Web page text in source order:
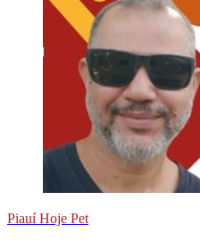
Piauí Hoje Pet